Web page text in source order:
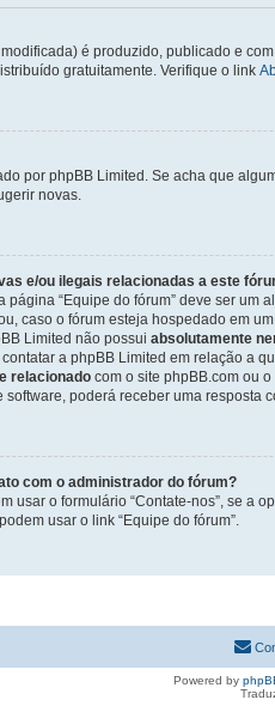
é produzido, publicado e
gratuitamente. Verifique o link
por phpBB Limited. Se acha que
novas.
e/ou ilegais relacionadas a este
“Equipe do fórum” deve ser
caso o fórum esteja hospedado em
Limited não possui absolutamente
a phpBB Limited em relação a
relacionado com o site phpBB.com ou
software, poderá receber uma resposta
com o administrador do fórum?
usar o formulário “Contate-nos”, se a
usar o link “Equipe do fórum”.
Powered by